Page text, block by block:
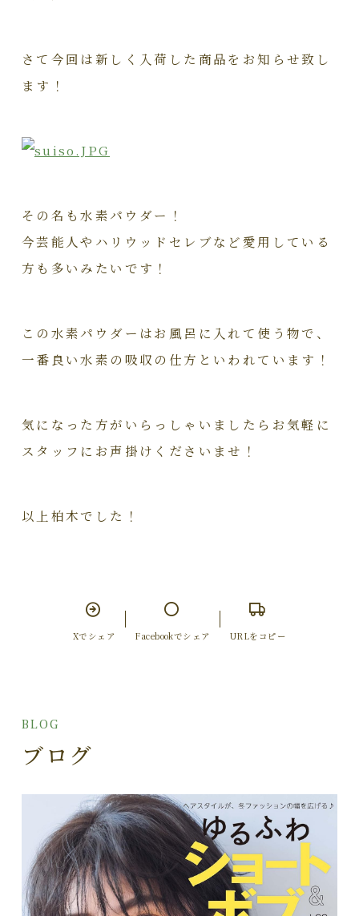
さて今回は新しく入荷した商品をお知らせ致し
ます！
その名も水素パウダー！
今芸能人やハリウッドセレブなど愛用している
方も多いみたいです！
この水素パウダーはお風呂に入れて使う物で、
一番良い水素の吸収の仕方といわれています！
気になった方がいらっしゃいましたらお気軽に
スタッフにお声掛けくださいませ！
以上柏木でした！
Xでシェア Facebookでシェア URLをコピー
BLOG
ブログ